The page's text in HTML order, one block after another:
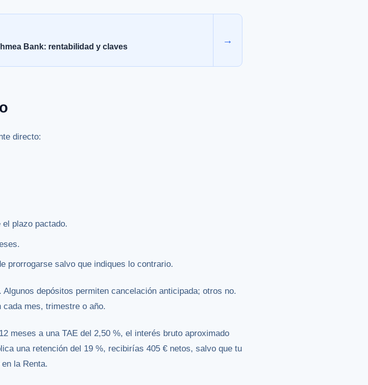
Bank: rentabilidad y claves
→
directo:
el plazo pactado.
prorrogarse salvo que indiques lo contrario.
depósitos permiten cancelación anticipada; otros no.
mes, trimestre o año.
meses a una TAE del 2,50 %, el interés bruto aproximado
una retención del 19 %, recibirías 405 € netos, salvo que tu
la Renta.